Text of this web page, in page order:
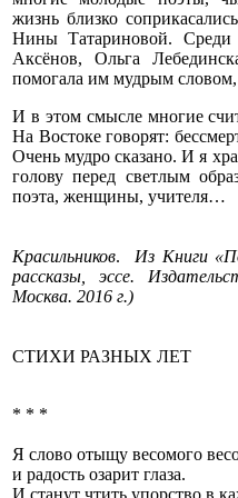
жизнь близко
Нины Татариновой.
Аксёнов, Ольга
помогала им мудрым словом,
И в этом смысле многие
На Востоке говорят:
Очень мудро сказано. И я
голову перед светлым
поэта, женщины, учителя…
Красильников. Из Книги
рассказы, эссе.
Москва. 2016 г.)
СТИХИ РАЗНЫХ ЛЕТ
* * *
Я слово отыщу весомого
и радость озарит глаза.